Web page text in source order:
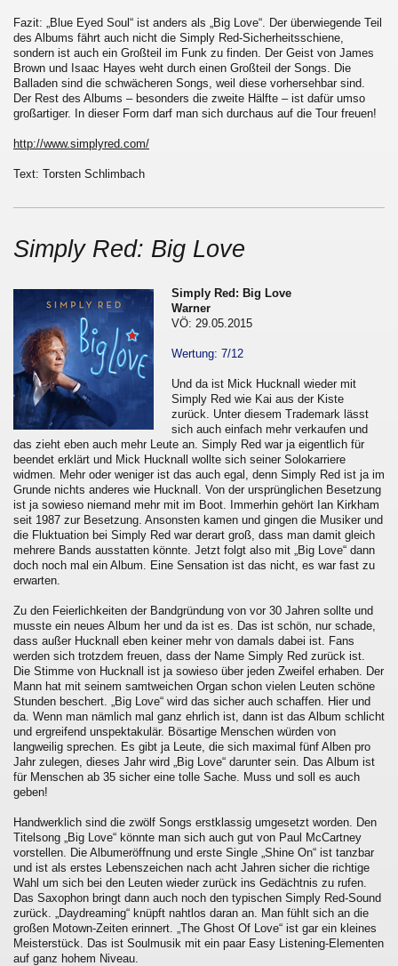
Fazit: „Blue Eyed Soul“ ist anders als „Big Love“. Der überwiegende Teil
des Albums fährt auch nicht die Simply Red-Sicherheitsschiene,
sondern ist auch ein Großteil im Funk zu finden. Der Geist von James
Brown und Isaac Hayes weht durch einen Großteil der Songs. Die
Balladen sind die schwächeren Songs, weil diese vorhersehbar sind.
Der Rest des Albums – besonders die zweite Hälfte – ist dafür umso
großartiger. In dieser Form darf man sich durchaus auf die Tour freuen!
http://www.simplyred.com/
Text: Torsten Schlimbach
Simply Red: Big Love
Simply Red: Big Love
Warner
VÖ: 29.05.2015
Wertung: 7/12
Und da ist Mick Hucknall wieder mit
Simply Red wie Kai aus der Kiste
zurück. Unter diesem Trademark lässt
sich auch einfach mehr verkaufen und
das zieht eben auch mehr Leute an. Simply Red war ja eigentlich für
beendet erklärt und Mick Hucknall wollte sich seiner Solokarriere
widmen. Mehr oder weniger ist das auch egal, denn Simply Red ist ja im
Grunde nichts anderes wie Hucknall. Von der ursprünglichen Besetzung
ist ja sowieso niemand mehr mit im Boot. Immerhin gehört Ian Kirkham
seit 1987 zur Besetzung. Ansonsten kamen und gingen die Musiker und
die Fluktuation bei Simply Red war derart groß, dass man damit gleich
mehrere Bands ausstatten könnte. Jetzt folgt also mit „Big Love“ dann
doch noch mal ein Album. Eine Sensation ist das nicht, es war fast zu
erwarten.
Zu den Feierlichkeiten der Bandgründung von vor 30 Jahren sollte und
musste ein neues Album her und da ist es. Das ist schön, nur schade,
dass außer Hucknall eben keiner mehr von damals dabei ist. Fans
werden sich trotzdem freuen, dass der Name Simply Red zurück ist.
Die Stimme von Hucknall ist ja sowieso über jeden Zweifel erhaben. Der
Mann hat mit seinem samtweichen Organ schon vielen Leuten schöne
Stunden beschert. „Big Love“ wird das sicher auch schaffen. Hier und
da. Wenn man nämlich mal ganz ehrlich ist, dann ist das Album schlicht
und ergreifend unspektakulär. Bösartige Menschen würden von
langweilig sprechen. Es gibt ja Leute, die sich maximal fünf Alben pro
Jahr zulegen, dieses Jahr wird „Big Love“ darunter sein. Das Album ist
für Menschen ab 35 sicher eine tolle Sache. Muss und soll es auch
geben!
Handwerklich sind die zwölf Songs erstklassig umgesetzt worden. Den
Titelsong „Big Love“ könnte man sich auch gut von Paul McCartney
vorstellen. Die Albumeröffnung und erste Single „Shine On“ ist tanzbar
und ist als erstes Lebenszeichen nach acht Jahren sicher die richtige
Wahl um sich bei den Leuten wieder zurück ins Gedächtnis zu rufen.
Das Saxophon bringt dann auch noch den typischen Simply Red-Sound
zurück. „Daydreaming“ knüpft nahtlos daran an. Man fühlt sich an die
großen Motown-Zeiten erinnert. „The Ghost Of Love“ ist gar ein kleines
Meisterstück. Das ist Soulmusik mit ein paar Easy Listening-Elementen
auf ganz hohem Niveau.